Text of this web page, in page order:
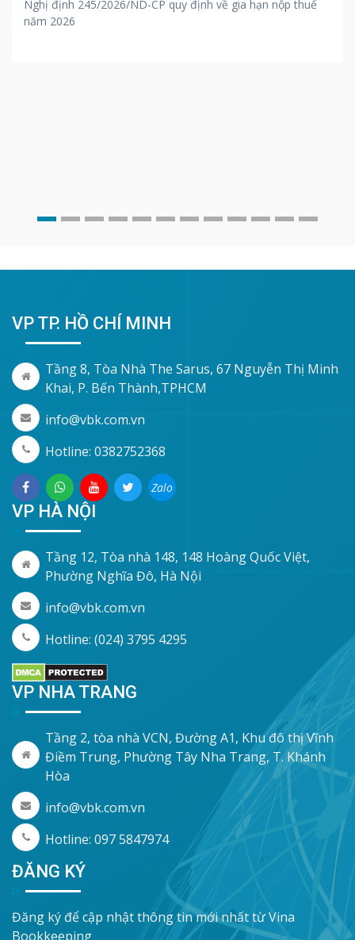
Nghị định 245/2026/ND-CP quy định về gia hạn nộp thuế
năm 2026
VP TP. HỒ CHÍ MINH
Tầng 8, Tòa Nhà The Sarus, 67 Nguyễn Thị Minh
Khai, P. Bến Thành,TPHCM
info@vbk.com.vn
Hotline: 0382752368
Zalo
VP HÀ NỘI
Tầng 12, Tòa nhà 148, 148 Hoàng Quốc Việt,
Phường Nghĩa Đô, Hà Nội
info@vbk.com.vn
Hotline: (024) 3795 4295
VP NHA TRANG
Tầng 2, tòa nhà VCN, Đường A1, Khu đô thị Vĩnh
Điềm Trung, Phường Tây Nha Trang, T. Khánh
Hòa
info@vbk.com.vn
Hotline: 097 5847974
ĐĂNG KÝ
Đăng ký để cập nhật thông tin mới nhất từ Vina
Bookkeeping